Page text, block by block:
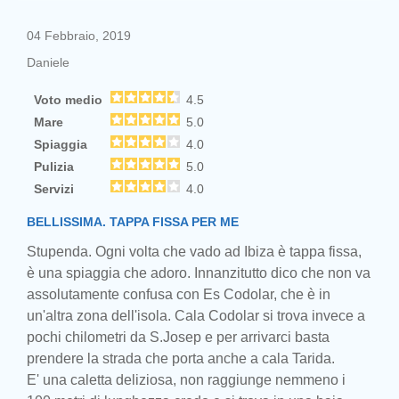
04 Febbraio, 2019
Daniele
Voto medio
4.5
Mare
5.0
Spiaggia
4.0
Pulizia
5.0
Servizi
4.0
BELLISSIMA. TAPPA FISSA PER ME
Stupenda. Ogni volta che vado ad Ibiza è tappa fissa,
è una spiaggia che adoro. Innanzitutto dico che non va
assolutamente confusa con Es Codolar, che è in
un'altra zona dell'isola. Cala Codolar si trova invece a
pochi chilometri da S.Josep e per arrivarci basta
prendere la strada che porta anche a cala Tarida.
E' una caletta deliziosa, non raggiunge nemmeno i